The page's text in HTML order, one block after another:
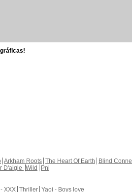
Arkham Roots The Heart Of Earth Blind
D'aigle Wild
Pnj
XXX Thriller Yaoi - Boys love